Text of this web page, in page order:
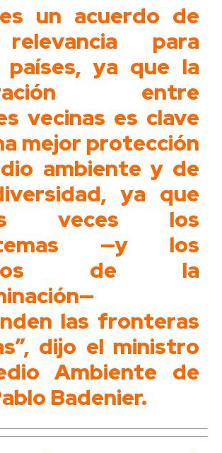
un acuerdo de
para
países, ya que la
entre
vecinas es clave
mejor protección
ambiente y de
ya que
veces los
—y los
de la
las fronteras
dijo el ministro
Ambiente de
Badenier.